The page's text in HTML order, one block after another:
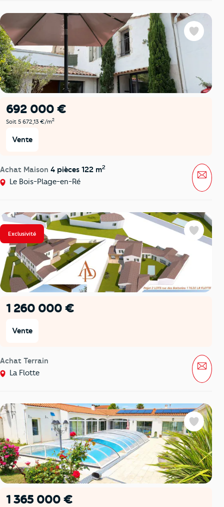
692 000 €
Soit 5 672,13 €/m2
Vente
Achat Maison 4 pièces 122 m2
Le Bois-Plage-en-Ré
Favoris
Exclusivité
1 260 000 €
Vente
Achat Terrain
La Flotte
Favoris
1 365 000 €
Favoris